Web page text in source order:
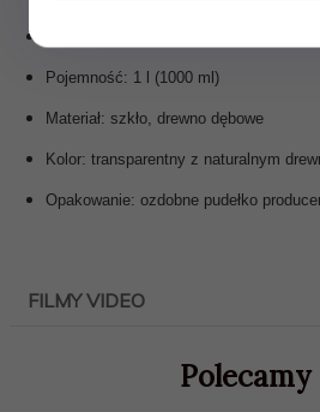
Pojemność: 1 l (1000 ml)
Materiał: szkło, drewno dębowe
Kolor: transparentny z naturalnym
Opakowanie: ozdobne pudełko
FILMY VIDEO
Polecamy